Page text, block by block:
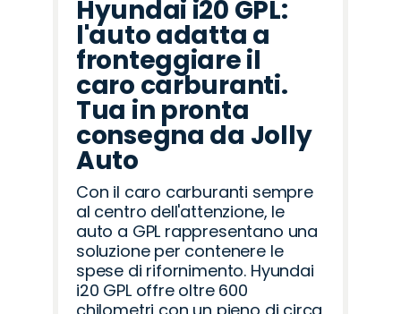
Hyundai i20 GPL:
l'auto adatta a
fronteggiare il
caro carburanti.
Tua in pronta
consegna da Jolly
Auto
Con il caro carburanti sempre
al centro dell'attenzione, le
auto a GPL rappresentano una
soluzione per contenere le
spese di rifornimento. Hyundai
i20 GPL offre oltre 600